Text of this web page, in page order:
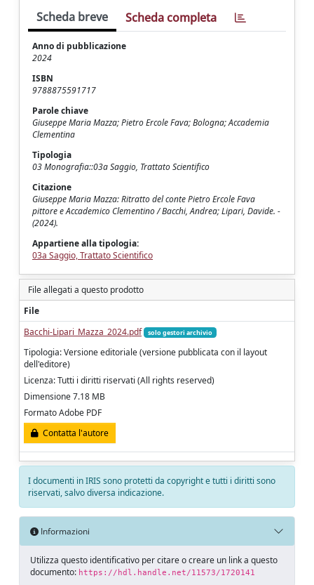
Scheda breve Scheda completa
Anno di pubblicazione
2024
ISBN
9788875591717
Parole chiave
Giuseppe Maria Mazza; Pietro Ercole Fava; Bologna; Accademia
Clementina
Tipologia
03 Monografia::03a Saggio, Trattato Scientifico
Citazione
Giuseppe Maria Mazza: Ritratto del conte Pietro Ercole Fava
pittore e Accademico Clementino / Bacchi, Andrea; Lipari, Davide. -
(2024).
Appartiene alla tipologia:
03a Saggio, Trattato Scientifico
File allegati a questo prodotto
File
Bacchi-Lipari_Mazza_2024.pdf
solo gestori archivio
Tipologia: Versione editoriale (versione pubblicata con il layout
dell'editore)
Licenza: Tutti i diritti riservati (All rights reserved)
Dimensione 7.18 MB
Formato Adobe PDF
Contatta l'autore
I documenti in IRIS sono protetti da copyright e tutti i diritti sono
riservati, salvo diversa indicazione.
Informazioni
Utilizza questo identificativo per citare o creare un link a questo
documento: https://hdl.handle.net/11573/1720141